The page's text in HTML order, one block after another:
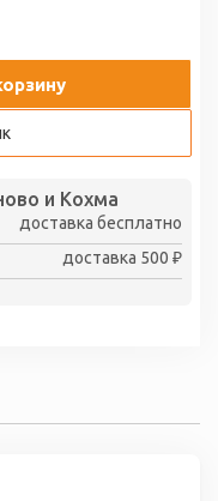
и Кохма
доставка бесплатно
доставка 500 ₽